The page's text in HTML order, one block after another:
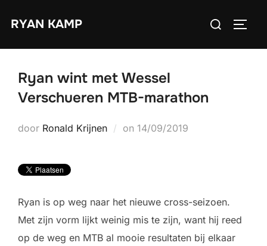
naarRYAN KAMP
Zoek
Ryan wint met Wessel
Verschueren MTB-marathon
door Ronald Krijnen on Geplaatst
14/09/2019
Ryan is op weg naar het nieuwe cross-seizoen.
Met zijn vorm lijkt weinig mis te zijn, want hij reed
op de weg en MTB al mooie resultaten bij elkaar